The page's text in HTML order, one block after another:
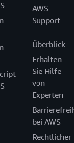
AWS
Support
–
Überblick
Erhalten
Sie Hilfe
von
Experten
bei AWS
Rechtlicher